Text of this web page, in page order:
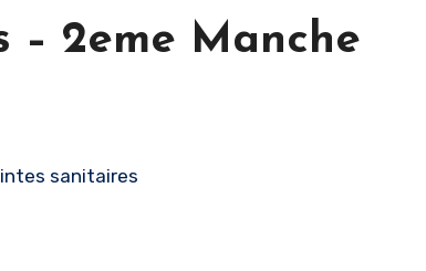
– 2eme Manche
sanitaires